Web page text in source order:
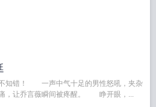
知错！ 一声中气十足的男性怒吼，夹杂
，让乔言薇瞬间被疼醒。 睁开眼，...